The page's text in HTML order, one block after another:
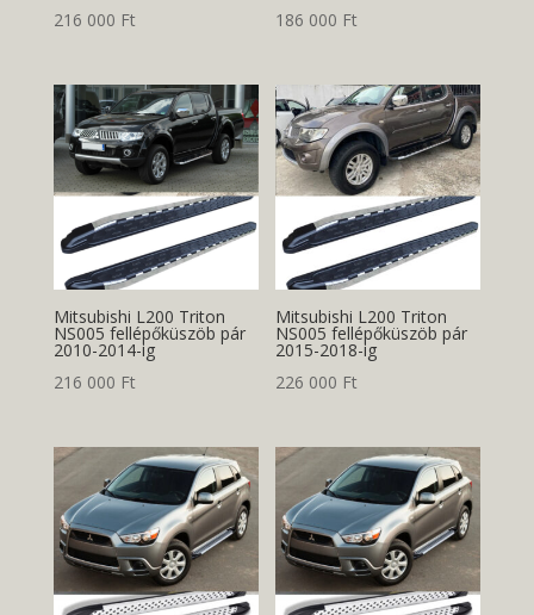
216 000 Ft
186 000 Ft
Mitsubishi L200 Triton
NS005 fellépőküszöb pár
2010-2014-ig
216 000 Ft
Mitsubishi L200 Triton
NS005 fellépőküszöb pár
2015-2018-ig
226 000 Ft